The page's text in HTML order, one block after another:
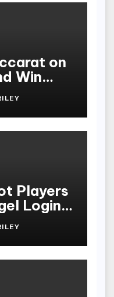
on
Win
Players
Login